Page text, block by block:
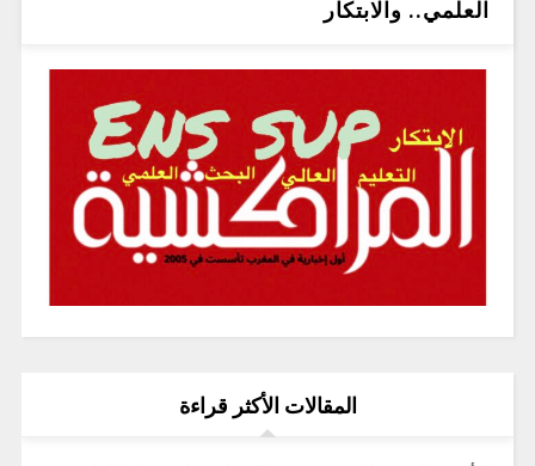
العلمي.. والابتكار
المقالات الأكثر قراءة